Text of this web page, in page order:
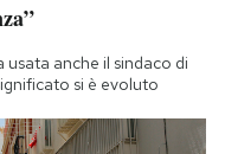
usata anche il sindaco di
si è evoluto